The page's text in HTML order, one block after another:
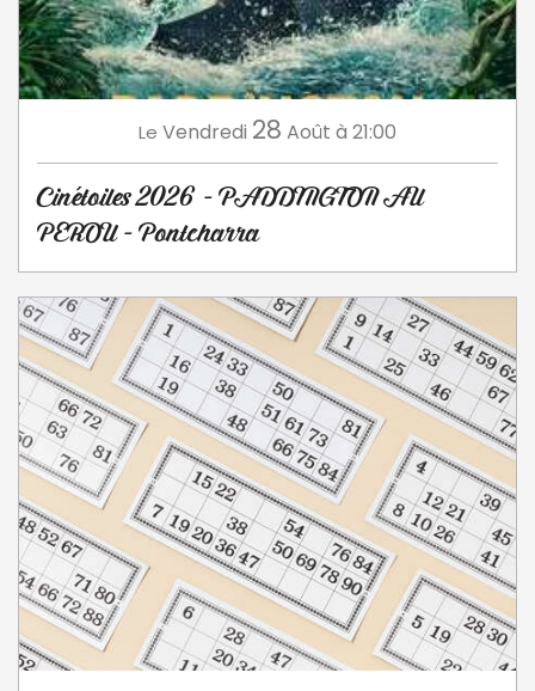
Le Vendredi 28 Août à 21:00
Cinétoiles 2026 - PADDINGTON AU
PEROU - Pontcharra